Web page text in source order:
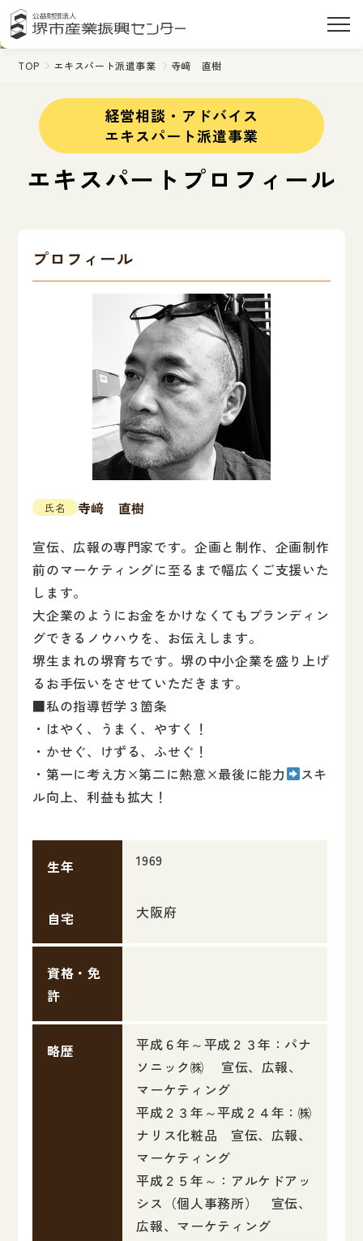
TOP エキスパート派遣事業 寺﨑 直樹
経営相談・アドバイス
エキスパート派遣事業
エキスパートプロフィール
プロフィール
氏名
寺﨑 直樹
宣伝、広報の専門家です。企画と制作、企画制作
前のマーケティングに至るまで幅広くご支援いた
します。
大企業のようにお金をかけなくてもブランディン
グできるノウハウを、お伝えします。
堺生まれの堺育ちです。堺の中小企業を盛り上げ
るお手伝いをさせていただきます。
■私の指導哲学３箇条
・はやく、うまく、やすく！
・かせぐ、けずる、ふせぐ！
・第一に考え方×第二に熱意×最後に能力
スキ
ル向上、利益も拡大！
生年 1969
自宅 大阪府
資格・免
許
略歴
平成６年～平成２３年：パナ
ソニック㈱ 宣伝、広報、
マーケティング
平成２３年～平成２４年：㈱
ナリス化粧品 宣伝、広報、
マーケティング
平成２５年～：アルケドアッ
シス（個人事務所） 宣伝、
広報、マーケティング